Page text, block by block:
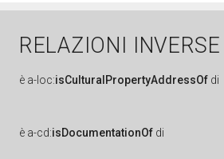
RELAZIONI INVERSE
è a-loc:isCulturalPropertyAddressOf di
è a-cd:isDocumentationOf di